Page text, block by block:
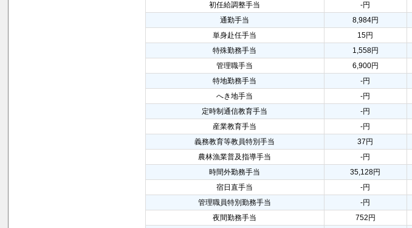
初任給調整手当
-円
通勤手当
8,984円
単身赴任手当
15円
特殊勤務手当
1,558円
管理職手当
6,900円
特地勤務手当
-円
へき地手当
-円
定時制通信教育手当
-円
産業教育手当
-円
義務教育等教員特別手当
37円
農林漁業普及指導手当
-円
時間外勤務手当
35,128円
宿日直手当
-円
管理職員特別勤務手当
-円
夜間勤務手当
752円